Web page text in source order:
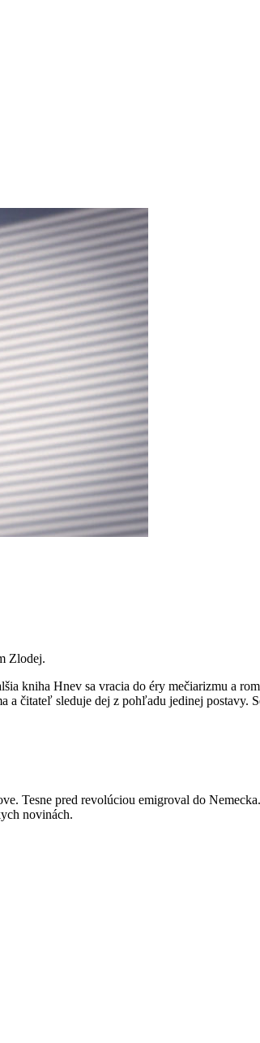
Zlodej.
kniha Hnev sa vracia do éry mečiarizmu a
a čitateľ sleduje dej z pohľadu jedinej
Tesne pred revolúciou emigroval do
novinách.